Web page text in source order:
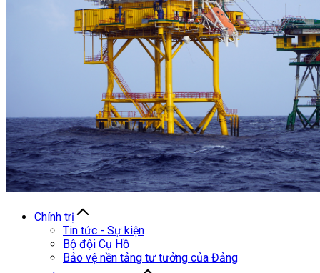
Chính trị
Tin tức - Sự kiện
Bộ đội Cụ Hồ
Bảo vệ nền tảng tư tưởng của Đảng